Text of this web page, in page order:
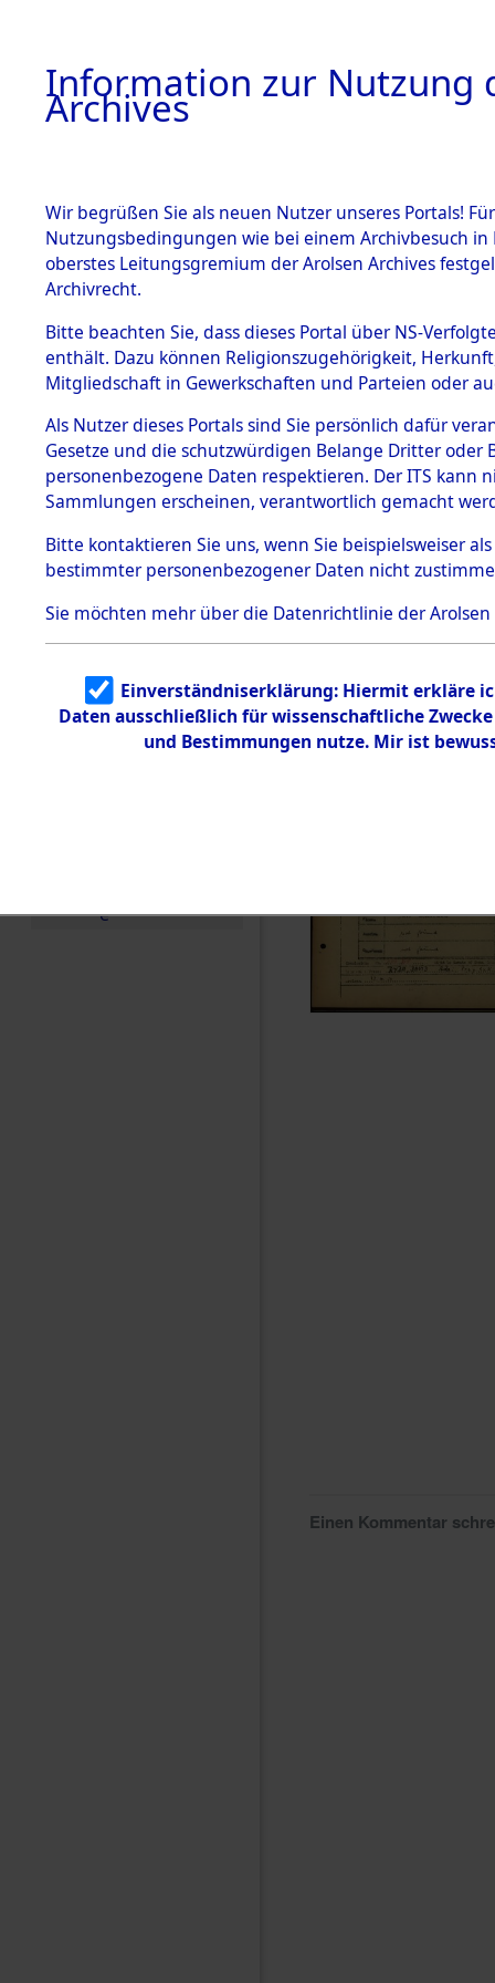
BESTÄNDE
1.
mente
5. Verschiedenes
5.3
Todesmärsche
5.3.1 Alliierte
Erhebungen
zu
Todesmärsch
en
5.3.2
Identifizierun
g
5.3.3
Todesmärsch
e
Dead -
Branch -
Einen Kommentar
Information zur Nutzung
Archives
Wir begrüßen Sie als neuen Nutzer unseres Portals!
Nutzungsbedingungen wie bei einem Archivbesuch
oberstes Leitungsgremium der Arolsen Archives
Archivrecht.
Bitte beachten Sie, dass dieses Portal über NS-
enthält. Dazu können Religionszugehörigkeit,
Mitgliedschaft in Gewerkschaften und Parteien oder
Als Nutzer dieses Portals sind Sie persönlich dafür
Gesetze und die schutzwürdigen Belange Dritter
personenbezogene Daten respektieren. Der ITS
Sammlungen erscheinen, verantwortlich gemacht
Bitte kontaktieren Sie uns, wenn Sie beispielsweiser
bestimmter personenbezogener Daten nicht
Sie möchten mehr über die Datenrichtlinie der Arolsen
Einverständniserklärung: Hiermit erkläre
Daten ausschließlich für wissenschaftliche
und Bestimmungen nutze. Mir ist